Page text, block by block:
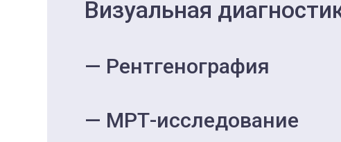
Визуальная
Рентгенография
МРТ-исследование